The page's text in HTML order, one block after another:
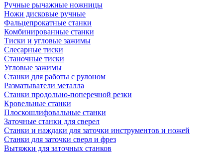
Ручные рычажные ножницы
Ножи дисковые ручные
Фальцепрокатные станки
Комбинированные станки
Тиски и угловые зажимы
Слесарные тиски
Станочные тиски
Угловые зажимы
Станки для работы с рулоном
Разматыватели металла
Станки продольно-поперечной резки
Кровельные станки
Плоскошлифовальные станки
Заточные станки для сверел
Станки и наждаки для заточки инструментов и ножей
Станки для заточки сверл и фрез
Вытяжки для заточных станков